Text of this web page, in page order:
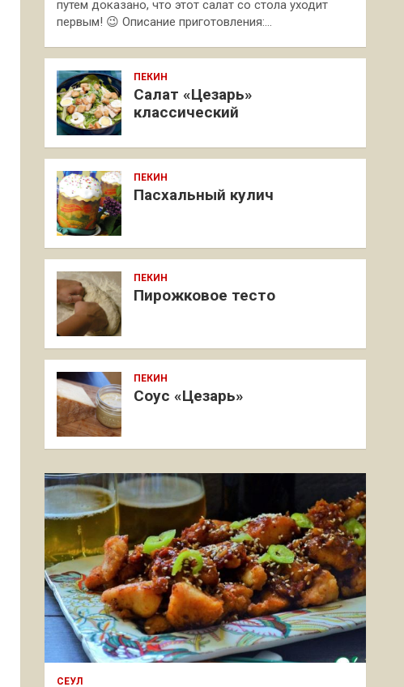
путем доказано, что этот салат со стола уходит
первым! 😉 Описание приготовления:…
ПЕКИН
Салат «Цезарь»
классический
ПЕКИН
Пасхальный кулич
ПЕКИН
Пирожковое тесто
ПЕКИН
Соус «Цезарь»
СЕУЛ